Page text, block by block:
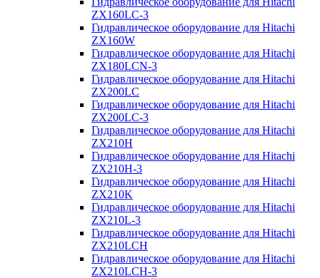
ZX160LC-3
Гидравлическое оборудование для Hitachi
ZX160W
Гидравлическое оборудование для Hitachi
ZX180LCN-3
Гидравлическое оборудование для Hitachi
ZX200LC
Гидравлическое оборудование для Hitachi
ZX200LC-3
Гидравлическое оборудование для Hitachi
ZX210H
Гидравлическое оборудование для Hitachi
ZX210H-3
Гидравлическое оборудование для Hitachi
ZX210K
Гидравлическое оборудование для Hitachi
ZX210L-3
Гидравлическое оборудование для Hitachi
ZX210LCH
Гидравлическое оборудование для Hitachi
ZX210LCH-3